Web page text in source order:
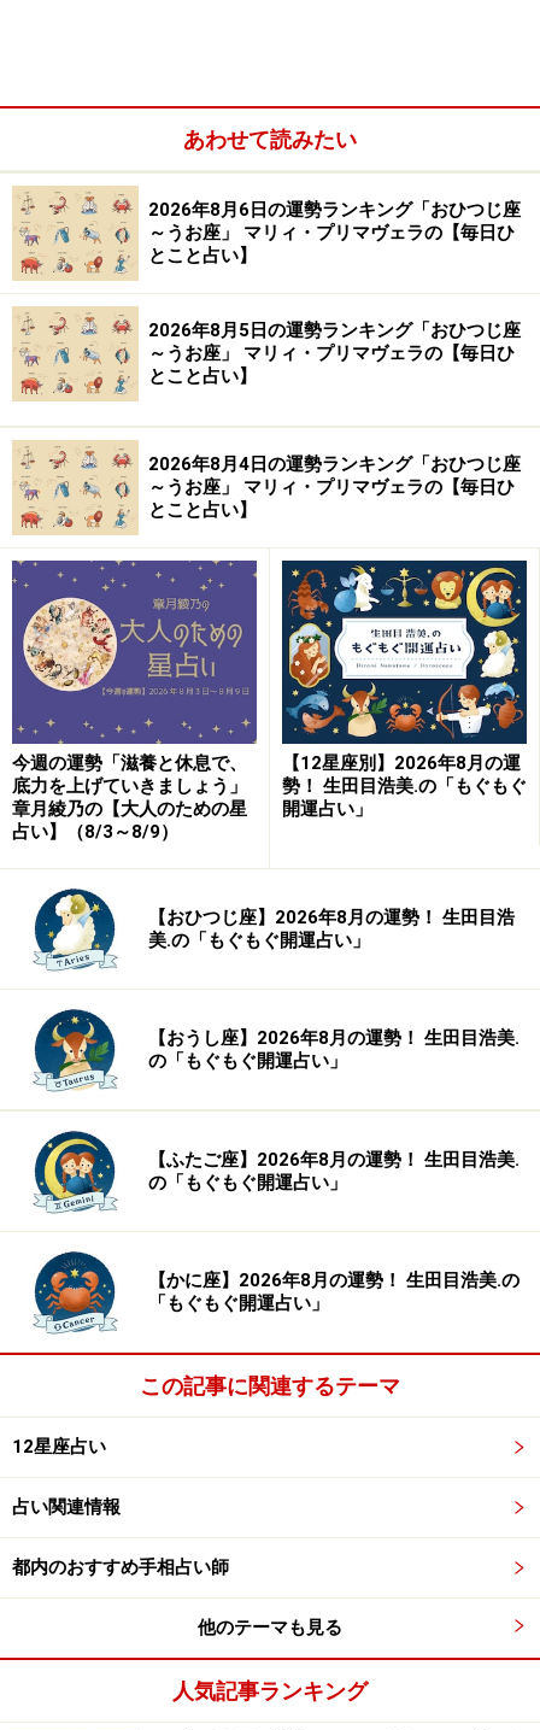
2位：おとめ座（8月23日～9月22日生ま
れ）
気配り名人になれそう。ふとした瞬間に相手が口に出さ
ない本音を察することができたり、かゆいところに手が
届くサービスが提供できたりするでしょう。黙って動く
よりも、「もしかしたら、本当はやりたかった？」など
と聞いてみたり、「手伝っていい？」と一声かけたりす
ると、喜ばれそう。
恋愛は、モテ期へ。あなたに特別なシンパシーを感じて
くれる異性が現れます。ただ、こちらが好きになれるか
は、また別の問題。というわけで、意思表示は早めに。
好きな人とは、2人きりになれれば進展が！
＞【全体運】ランキングの結果を見る
＞【仕事＆金運】ランキングの結果を見る
＞【才能＆創造性】ランキングの結果を見る
3位：おうし座（4月20日～5月20日生ま
れ）
役割分担が明確になって、人と付き合いやすくなるでし
ょう。
「やったほうがいいかな？」と感じるシチュエーション
でも、関係性に目を向けると、ベストな答えが見えてく
るはず。あなたよりも近しい人がいるなら、出しゃばり
過ぎない、遠巻きで見守るなど、上手に距離を測れま
す。部下や後輩との関係も大好転。共通の話題が生まれ
て、見えない壁を壊すことができるでしょう。
日はどうだった？」とたわいないトークが絆を育成しま
＞【仕事＆金運】ランキングの結果を見る
あわせて読みたい
2026年8月6日の運勢ランキング「おひつじ座
～うお座」 マリィ・プリマヴェラの【毎日ひ
とこと占い】
2026年8月5日の運勢ランキング「おひつじ座
～うお座」 マリィ・プリマヴェラの【毎日ひ
とこと占い】
2026年8月4日の運勢ランキング「おひつじ座
～うお座」 マリィ・プリマヴェラの【毎日ひ
とこと占い】
今週の運勢「滋養と休息で、
底力を上げていきましょう」
章月綾乃の【大人のための星
占い】（8/3～8/9）
【12星座別】2026年8月の運
勢！ 生田目浩美.の「もぐもぐ
開運占い」
【おひつじ座】2026年8月の運勢！ 生田目浩
美.の「もぐもぐ開運占い」
【おうし座】2026年8月の運勢！ 生田目浩美.
の「もぐもぐ開運占い」
【ふたご座】2026年8月の運勢！ 生田目浩美.
の「もぐもぐ開運占い」
【かに座】2026年8月の運勢！ 生田目浩美.の
「もぐもぐ開運占い」
この記事に関連するテーマ
12星座占い
占い関連情報
都内のおすすめ手相占い師
他のテーマも見る
人気記事ランキング